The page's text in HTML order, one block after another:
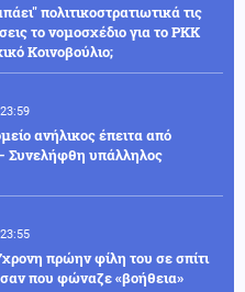
πολιτικοστρατιωτικά τις
το νομοσχέδιο για το PKK
Κοινοβούλιο;
ανήλικος έπειτα από
Συνελήφθη υπάλληλος
πρώην φίλη του σε σπίτι
που φώναζε «βοήθεια»